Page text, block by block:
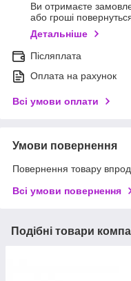
Ви отримаєте
або гроші
Детальніше
Післяплата
Оплата на рахунок
Всі умови оплати
Умови повернення
Повернення товару
Всі умови повернення
Подібні товари